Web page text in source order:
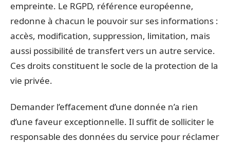
empreinte. Le RGPD, référence européenne,
redonne à chacun le pouvoir sur ses informations :
accès, modification, suppression, limitation, mais
aussi possibilité de transfert vers un autre service.
Ces droits constituent le socle de la protection de la
vie privée.
Demander l’effacement d’une donnée n’a rien
d’une faveur exceptionnelle. Il suffit de solliciter le
responsable des données du service pour réclamer